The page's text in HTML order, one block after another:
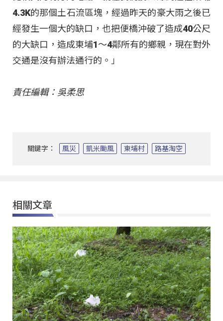
4.3K的那個土石流區塊，經過昨天的豪大雨之後已
經發生一個大的缺口，也把便橋沖破了造成40公尺
的大缺口，造成東埔1～4鄰所有的鄉親，現在對外
交通是沒有辦法通行的。」
責任編輯：吳柔思
關鍵字： 風災 凱米颱風 東埔村 路基淘空
相關文章